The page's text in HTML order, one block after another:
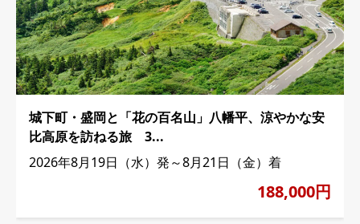
城下町・盛岡と「花の百名山」八幡平、涼やかな安
比高原を訪ねる旅 3...
2026年8月19日（水）発～8月21日（金）着
188,000円